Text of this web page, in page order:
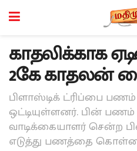
காதலிக்காக
2கே காதலன்
பிளாஸ்டிக் ட்ரிப்பை
ஒட்டியுள்ளனர். பின்
வாடிக்கையாளர் சென்ற
எடுத்து பணத்தை